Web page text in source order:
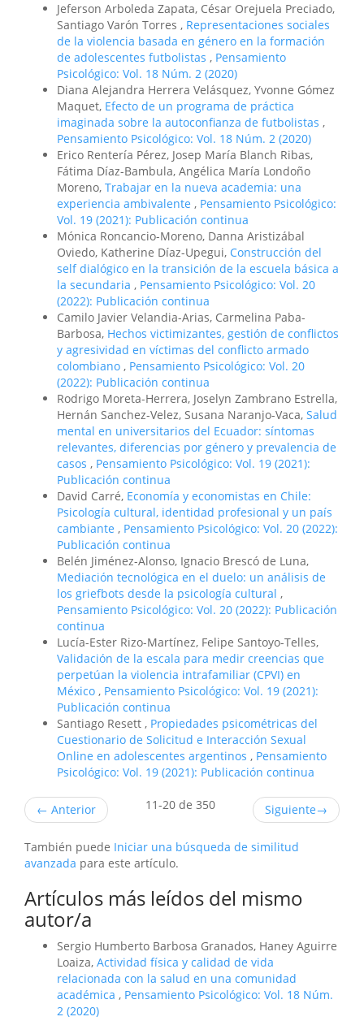
Jeferson Arboleda Zapata, César Orejuela Preciado,
Santiago Varón Torres , Representaciones sociales
de la violencia basada en género en la formación
de adolescentes futbolistas , Pensamiento
Psicológico: Vol. 18 Núm. 2 (2020)
Diana Alejandra Herrera Velásquez, Yvonne Gómez
Maquet, Efecto de un programa de práctica
imaginada sobre la autoconfianza de futbolistas ,
Pensamiento Psicológico: Vol. 18 Núm. 2 (2020)
Erico Rentería Pérez, Josep María Blanch Ribas,
Fátima Díaz-Bambula, Angélica María Londoño
Moreno, Trabajar en la nueva academia: una
experiencia ambivalente , Pensamiento Psicológico:
Vol. 19 (2021): Publicación continua
Mónica Roncancio-Moreno, Danna Aristizábal
Oviedo, Katherine Díaz-Upegui, Construcción del
self dialógico en la transición de la escuela básica a
la secundaria , Pensamiento Psicológico: Vol. 20
(2022): Publicación continua
Camilo Javier Velandia-Arias, Carmelina Paba-
Barbosa, Hechos victimizantes, gestión de conflictos
y agresividad en víctimas del conflicto armado
colombiano , Pensamiento Psicológico: Vol. 20
(2022): Publicación continua
Rodrigo Moreta-Herrera, Joselyn Zambrano Estrella,
Hernán Sanchez-Velez, Susana Naranjo-Vaca, Salud
mental en universitarios del Ecuador: síntomas
relevantes, diferencias por género y prevalencia de
casos , Pensamiento Psicológico: Vol. 19 (2021):
Publicación continua
David Carré, Economía y economistas en Chile:
Psicología cultural, identidad profesional y un país
cambiante , Pensamiento Psicológico: Vol. 20 (2022):
Publicación continua
Belén Jiménez-Alonso, Ignacio Brescó de Luna,
Mediación tecnológica en el duelo: un análisis de
los griefbots desde la psicología cultural ,
Pensamiento Psicológico: Vol. 20 (2022): Publicación
continua
Lucía-Ester Rizo-Martínez, Felipe Santoyo-Telles,
Validación de la escala para medir creencias que
perpetúan la violencia intrafamiliar (CPVI) en
México , Pensamiento Psicológico: Vol. 19 (2021):
Publicación continua
Santiago Resett , Propiedades psicométricas del
Cuestionario de Solicitud e Interacción Sexual
Online en adolescentes argentinos , Pensamiento
Psicológico: Vol. 19 (2021): Publicación continua
← Anterior 11-20 de 350 Siguiente→
También puede Iniciar una búsqueda de similitud
avanzada para este artículo.
Artículos más leídos del mismo
autor/a
Sergio Humberto Barbosa Granados, Haney Aguirre
Loaiza, Actividad física y calidad de vida
relacionada con la salud en una comunidad
académica , Pensamiento Psicológico: Vol. 18 Núm.
2 (2020)